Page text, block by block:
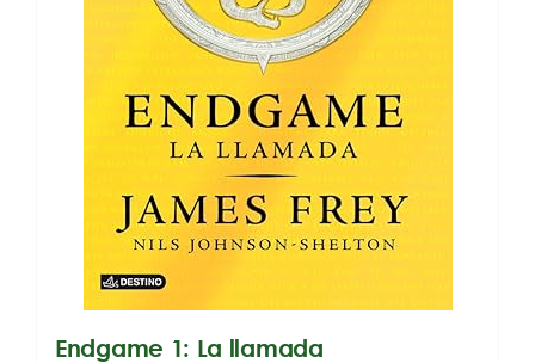
Endgame 1: La llamada